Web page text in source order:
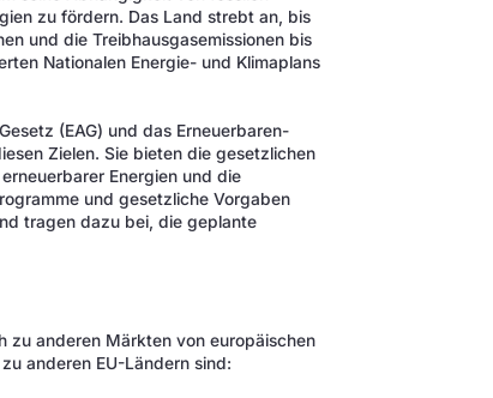
zu fördern. Das Land strebt an, bis
und die Treibhausgasemissionen bis
Nationalen Energie- und Klimaplans
(EAG) und das Erneuerbaren-
Zielen. Sie bieten die gesetzlichen
Energien und die
und gesetzliche Vorgaben
tragen dazu bei, die geplante
zu anderen Märkten von europäischen
anderen EU-Ländern sind: